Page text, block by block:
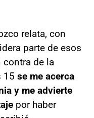
relata, con
parte de esos
contra de la
15 se me acerca
y me advierte
por haber